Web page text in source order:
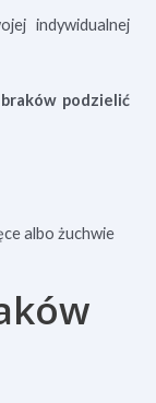
indywidualnej
podzielić
albo żuchwie